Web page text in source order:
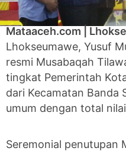
Mataaceh.com |
Lhokseumawe, Yusuf
resmi Musabaqah
tingkat Pemerintah
dari Kecamatan Banda
umum dengan total
Seremonial penutupan